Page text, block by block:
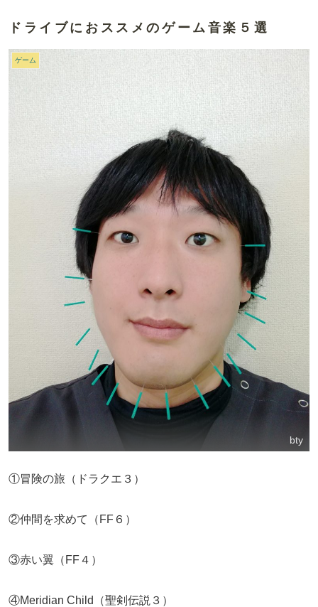
ドライブにおススメのゲーム音楽５選
ゲーム
bty
①冒険の旅（ドラクエ３）
②仲間を求めて（FF６）
③赤い翼（FF４）
④Meridian Child（聖剣伝説３）